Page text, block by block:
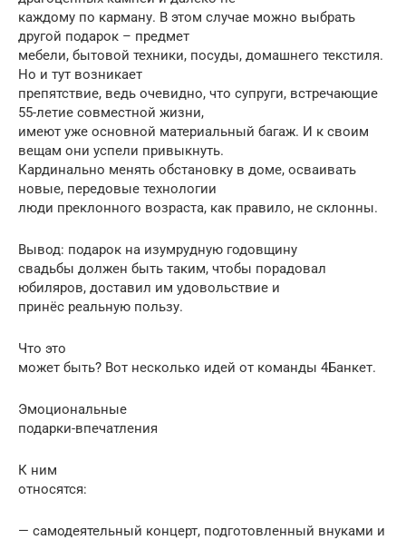
каждому по карману. В этом случае можно выбрать
другой подарок – предмет
мебели, бытовой техники, посуды, домашнего текстиля.
Но и тут возникает
препятствие, ведь очевидно, что супруги, встречающие
55-летие совместной жизни,
имеют уже основной материальный багаж. И к своим
вещам они успели привыкнуть.
Кардинально менять обстановку в доме, осваивать
новые, передовые технологии
люди преклонного возраста, как правило, не склонны.
Вывод: подарок на изумрудную годовщину
свадьбы должен быть таким, чтобы порадовал
юбиляров, доставил им удовольствие и
принёс реальную пользу.
Что это
может быть? Вот несколько идей от команды 4Банкет.
Эмоциональные
подарки-впечатления
К ним
относятся:
— самодеятельный концерт, подготовленный внуками и